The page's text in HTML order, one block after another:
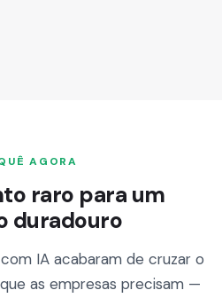
AGORA
raro para um
duradouro
IA acabaram de cruzar o
as empresas precisam —